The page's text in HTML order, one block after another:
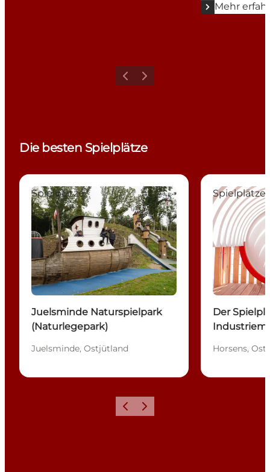
Mehr
ZurückWeiter
Die besten Spielplätze
Juelsminde Naturspielpark (Naturlegepark)
Spielplätze
Juelsminde Naturspielpark
(Naturlegepark)
Juelsminde, Ostjütland
Der
Spielplätze
Der
Horsens,
ZurückWeiter